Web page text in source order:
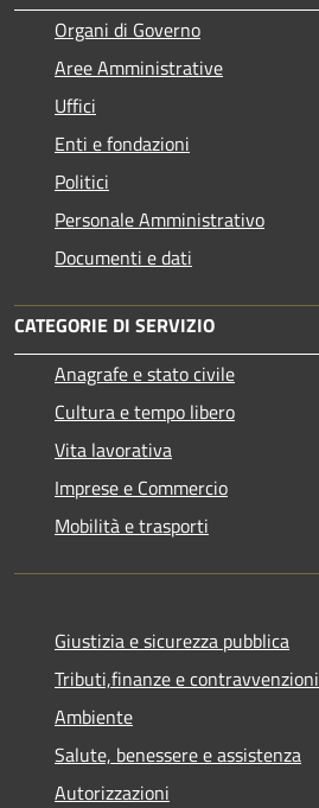
Organi di Governo
Aree Amministrative
Uffici
Enti e fondazioni
Politici
Personale Amministrativo
Documenti e dati
CATEGORIE DI SERVIZIO
Anagrafe e stato civile
Cultura e tempo libero
Vita lavorativa
Imprese e Commercio
Mobilità e trasporti
Giustizia e sicurezza pubblica
Tributi,finanze e contravvenzioni
Ambiente
Salute, benessere e assistenza
Autorizzazioni